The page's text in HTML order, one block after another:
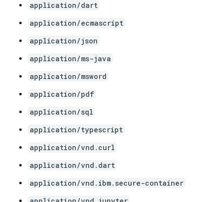
application/dart
application/ecmascript
application/json
application/ms-java
application/msword
application/pdf
application/sql
application/typescript
application/vnd.curl
application/vnd.dart
application/vnd.ibm.secure-container